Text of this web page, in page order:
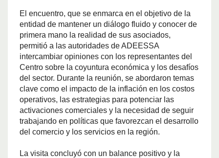
El encuentro, que se enmarca en el objetivo de la
entidad de mantener un diálogo fluido y conocer de
primera mano la realidad de sus asociados,
permitió a las autoridades de ADEESSA
intercambiar opiniones con los representantes del
Centro sobre la coyuntura económica y los desafíos
del sector. Durante la reunión, se abordaron temas
clave como el impacto de la inflación en los costos
operativos, las estrategias para potenciar las
activaciones comerciales y la necesidad de seguir
trabajando en políticas que favorezcan el desarrollo
del comercio y los servicios en la región.
La visita concluyó con un balance positivo y la